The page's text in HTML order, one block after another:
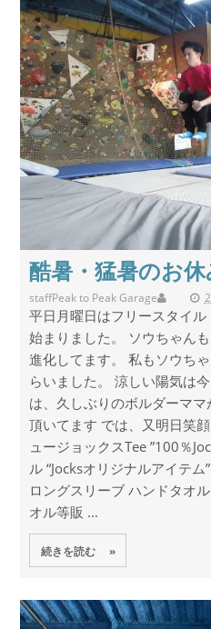
酷暑・猛暑のお
staffPeak to Peak Garage
平日月曜日はフリースタイ
始まりました。 ソウちゃん
進化してます。 私もソウち
らいました。 涼しい陽気は
は、久しぶりのボルダーマ
頂いてます では、又明日笑
ュージョックスTee ”100％
ル “Jocksオリジナルアイテ
ロングスリーブ ハンドタオ
オル等販 ...
続きを読む »